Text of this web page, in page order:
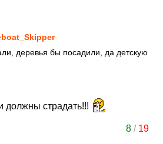
деревья бы посадили, да детскую
страдать!!!
8 / 19